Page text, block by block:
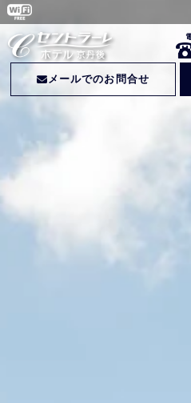
メールでのお問合せ